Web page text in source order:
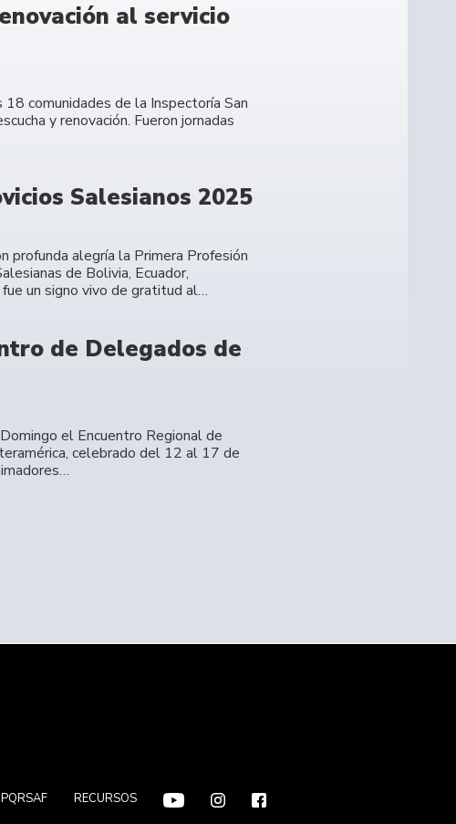
al servicio
comunidades de la Inspectoría San
y renovación. Fueron jornadas
Salesianos 2025
profunda alegría la Primera Profesión
de Bolivia, Ecuador,
un signo vivo de gratitud al…
de Delegados de
el Encuentro Regional de
celebrado del 12 al 17 de
PQRSAF RECURSOS